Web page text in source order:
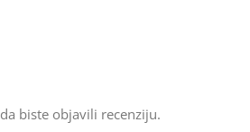
da biste objavili recenziju.